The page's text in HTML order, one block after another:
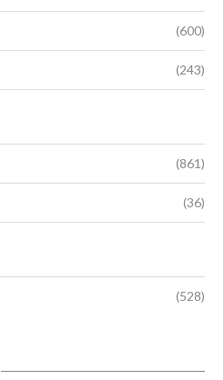
(600)
(243)
(861)
(36)
(528)